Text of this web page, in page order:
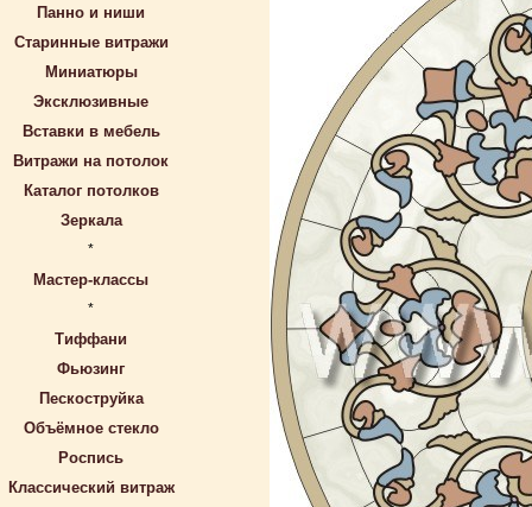
Панно и ниши
Старинные витражи
Миниатюры
Эксклюзивные
Вставки в мебель
Витражи на потолок
Каталог потолков
Зеркала
*
Мастер-классы
*
Тиффани
Фьюзинг
Пескоструйка
Объёмное стекло
Роспись
Классический витраж